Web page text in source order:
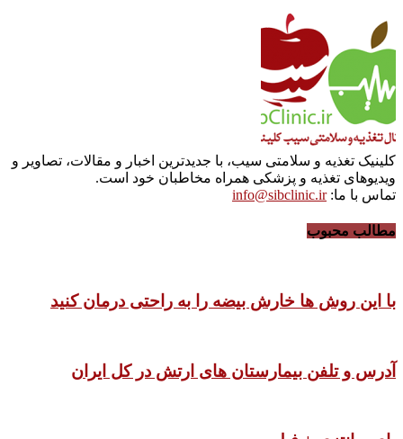
کلینیک تغذیه و سلامتی سیب، با جدیدترین اخبار و مقالات، تصاویر و
ویدیوهای تغذیه و پزشکی همراه مخاطبان خود است.
تماس با ما:info@sibclinic.ir
مطالب محبوب
با این روش ها خارش بیضه را به راحتی درمان کنید
آدرس و تلفن بیمارستان های ارتش در کل ایران